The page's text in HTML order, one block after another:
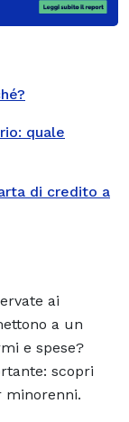
quale
di credito a
ai
a un
e spese?
scopri
minorenni.